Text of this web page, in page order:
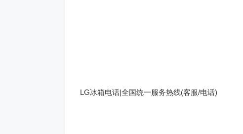
LG冰箱电话|全国统一服务热线(客服/电话)